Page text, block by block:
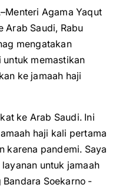
Agama Yaqut
Arab Saudi, Rabu
mengatakan
memastikan
ke jamaah haji
ke Arab Saudi. Ini
haji kali pertama
karena pandemi. Saya
untuk jamaah
Bandara Soekarno -